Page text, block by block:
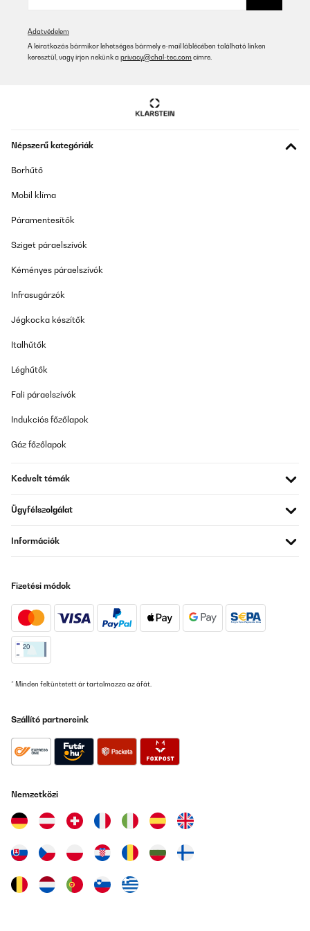
Ganz OK. Anfangs etwas Geruchsentwicklung, mittlerweile weg.
ELLENŐRZÖTT ÉRTÉKELÉS
den Preis definitiv wieder kaufen.klar muss man ein paar
manchen Töpfen/Pfannen brummt es etwas jedoch kommt die
gibt auch eine praktische Warmhalte Funktion.Wenn man mit drei
aufgrund der kompakten Anordnung etwas eingeschränkt. (z. b.
wird kaum/nicht funktionieren)
évaluation sans avoir acheté le produit ??
Nathalie
29/01/2026
Na vaření super ovladání supet ale je jeden velkej problém
smažení dle návodu smažím na 9 a můžu si k tomu klidně lehnout
Fordítsd le
wall connectors.We already safed a lot on gasbills.The only
Amazon user
Das Induktionskochfeld von Klarstein bietet für einen Preis von
rund 360 Euro insgesamt eine sehr überzeugende Leistung. Zuvor
800 Euro), das über zehn Jahre zuverlässig im Einsatz war. Vor
diesem Hintergrund fällt der Vergleich positiv aus, auch wenn
Adatvédelem
A leiratkozás bármikor lehetséges bármely e-mail láblécében található linken
keresztül, vagy írjon nekünk a privacy@chal-tec.com címre.
Népszerű kategóriák
Borhűtő
Mobil klíma
Páramentesítők
Sziget páraelszívók
Kéményes páraelszívók
Infrasugárzók
Jégkocka készítők
Italhűtők
Léghűtők
Fali páraelszívók
Indukciós főzőlapok
Gáz főzőlapok
Kedvelt témák
Ügyfélszolgálat
Információk
Fizetési módok
* Minden feltüntetett ár tartalmazza az áfát.
Szállító partnereink
Nemzetközi